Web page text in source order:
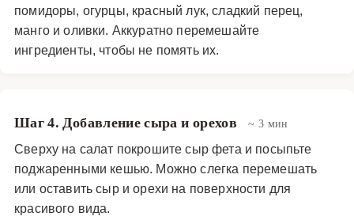
помидоры, огурцы, красный лук, сладкий перец,
манго и оливки. Аккуратно перемешайте
ингредиенты, чтобы не помять их.
Шаг 4. Добавление сыра и орехов ~ 3 мин
Сверху на салат покрошите сыр фета и посыпьте
поджаренными кешью. Можно слегка перемешать
или оставить сыр и орехи на поверхности для
красивого вида.